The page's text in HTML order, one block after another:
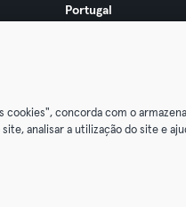
Portugal
cookies", concorda com o
site, analisar a utilização do site e